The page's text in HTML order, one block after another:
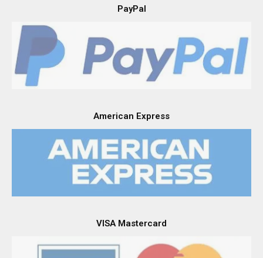
PayPal
American Express
VISA Mastercard